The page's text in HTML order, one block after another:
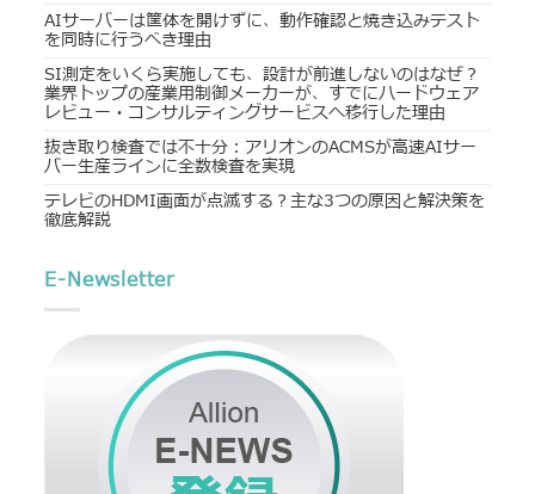
AIサーバーは筐体を開けずに、動作確認と焼き込みテスト
を同時に行うべき理由
SI測定をいくら実施しても、設計が前進しないのはなぜ？
業界トップの産業用制御メーカーが、すでにハードウェア
レビュー・コンサルティングサービスへ移行した理由
抜き取り検査では不十分：アリオンのACMSが高速AIサー
バー生産ラインに全数検査を実現
テレビのHDMI画面が点滅する？主な3つの原因と解決策を
徹底解説
E-Newsletter